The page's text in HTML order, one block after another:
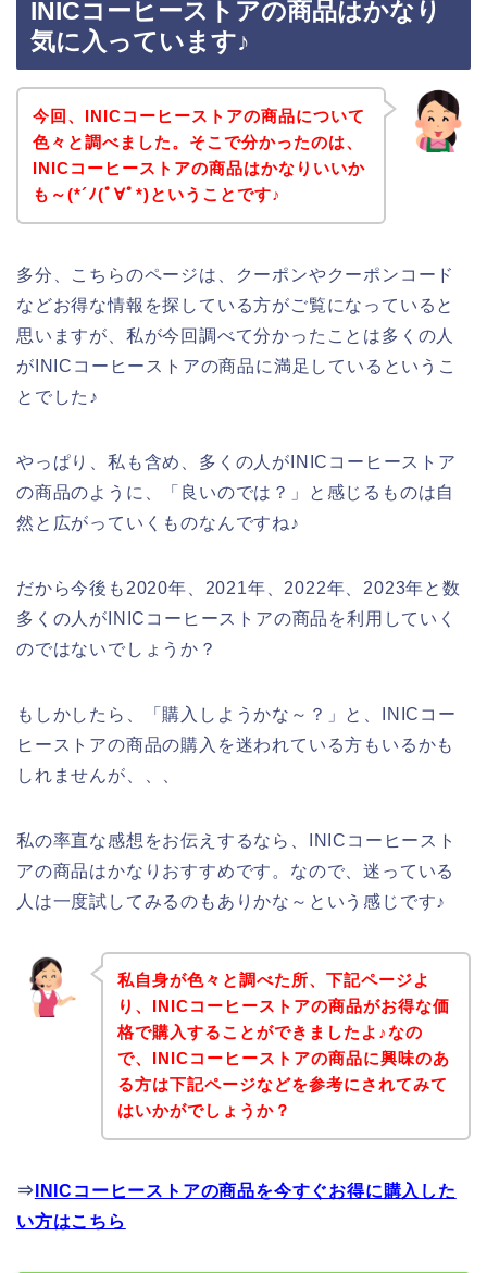
INICコーヒーストアの商品はかなり
気に入っています♪
今回、INICコーヒーストアの商品について
色々と調べました。そこで分かったのは、
INICコーヒーストアの商品はかなりいいか
も～(*´ﾉ(ﾟ∀ﾟ*)ということです♪
多分、こちらのページは、クーポンやクーポンコード
などお得な情報を探している方がご覧になっていると
思いますが、私が今回調べて分かったことは多くの人
がINICコーヒーストアの商品に満足しているというこ
とでした♪
やっぱり、私も含め、多くの人がINICコーヒーストア
の商品のように、「良いのでは？」と感じるものは自
然と広がっていくものなんですね♪
だから今後も2020年、2021年、2022年、2023年と数
多くの人がINICコーヒーストアの商品を利用していく
のではないでしょうか？
もしかしたら、「購入しようかな～？」と、INICコー
ヒーストアの商品の購入を迷われている方もいるかも
しれませんが、、、
私の率直な感想をお伝えするなら、INICコーヒースト
アの商品はかなりおすすめです。なので、迷っている
人は一度試してみるのもありかな～という感じです♪
私自身が色々と調べた所、下記ページよ
り、INICコーヒーストアの商品がお得な価
格で購入することができましたよ♪なの
で、INICコーヒーストアの商品に興味のあ
る方は下記ページなどを参考にされてみて
はいかがでしょうか？
⇒ INICコーヒーストアの商品を今すぐお得に購入した
い方はこちら